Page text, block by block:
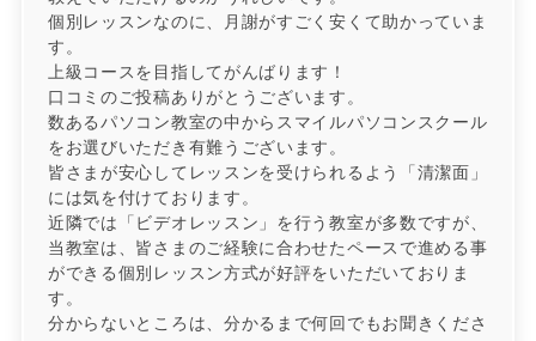
個別レッスンなのに、月謝がすごく安くて助かっていま
す。
上級コースを目指してがんばります！
口コミのご投稿ありがとうございます。
数あるパソコン教室の中からスマイルパソコンスクール
をお選びいただき有難うございます。
皆さまが安心してレッスンを受けられるよう「清潔面」
には気を付けております。
近隣では「ビデオレッスン」を行う教室が多数ですが、
当教室は、皆さまのご経験に合わせたペースで進める事
ができる個別レッスン方式が好評をいただいておりま
す。
分からないところは、分かるまで何回でもお聞きくださ